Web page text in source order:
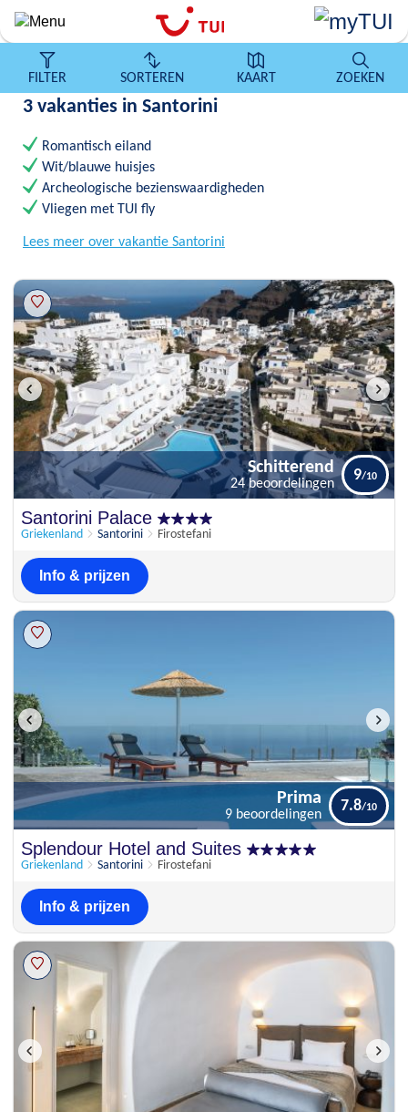
Overslaan
en
algemene
inhoud
FILTER SORTEREN KAART ZOEKEN
3 vakanties in Santorini
Romantisch eiland
Wit/blauwe huisjes
Archeologische bezienswaardigheden
Vliegen met TUI fly
Lees meer over vakantie Santorini
Santorini Palace
Griekenland Santorini Firostefani
Schitterend
24 beoordelingen
9
Info & prijzen
Prima
Splendour Hotel and Suites
Griekenland Santorini Firostefani
Prima
9 beoordelingen
7.8
Info & prijzen